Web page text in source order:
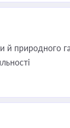
й природного